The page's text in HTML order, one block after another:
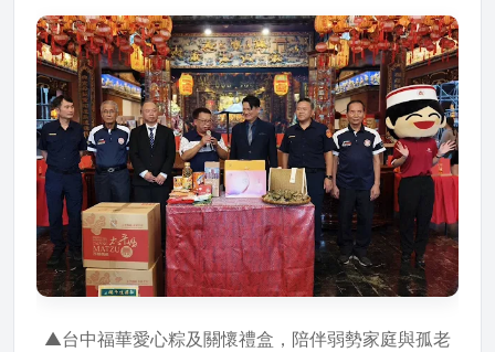
▲台中福華愛心粽及關懷禮盒，陪伴弱勢家庭與孤老